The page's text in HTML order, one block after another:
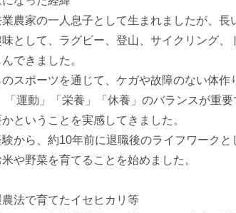
農家の一人息子として生まれましたが、長
味として、ラグビー、登山、サイクリング
できました。
のスポーツを通じて、ケガや故障のない体作
「運動」「栄養」「休養」のバランスが重
ということを実感してきました。
験から、約10年前に退職後のライフワーク
や野菜を育てることを始めました。
法で育てたイセヒカリ等